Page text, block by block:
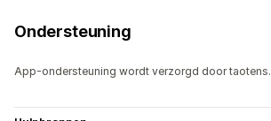
Ondersteuning
App-ondersteuning wordt verzorgd door taotens.